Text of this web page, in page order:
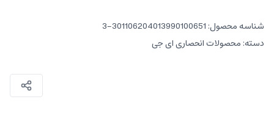
شناسه محصول: 301106204013990100651-3
دسته: محصولات انحصاری ای جی